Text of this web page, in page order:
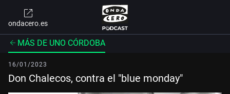
ondacero.es
MÁS DE UNO CÓRDOBA
16/01/2023
Don Chalecos, contra el "blue monday"